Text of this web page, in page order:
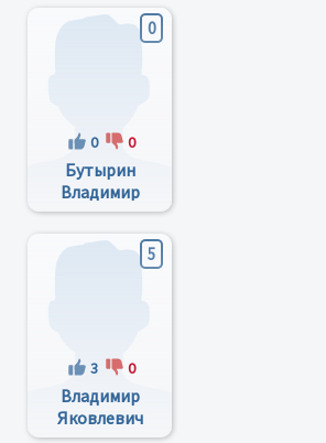
0
0 0
Бутырин
Владимир
Иванович
5
3 0
Владимир
Яковлевич